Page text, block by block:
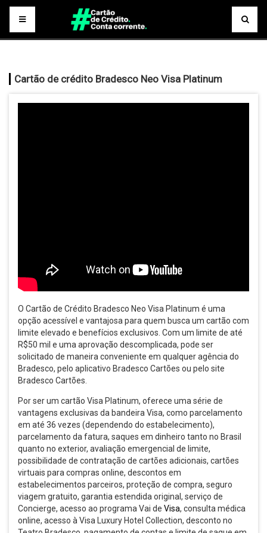
Cartão de crédito Bradesco Neo Visa Platinum
O Cartão de Crédito Bradesco Neo Visa Platinum é uma
opção acessível e vantajosa para quem busca um cartão com
limite elevado e benefícios exclusivos. Com um limite de até
R$50 mil e uma aprovação descomplicada, pode ser
solicitado de maneira conveniente em qualquer agência do
Bradesco, pelo aplicativo Bradesco Cartões ou pelo site
Bradesco Cartões.
Por ser um cartão Visa Platinum, oferece uma série de
vantagens exclusivas da bandeira Visa, como parcelamento
em até 36 vezes (dependendo do estabelecimento),
parcelamento da fatura, saques em dinheiro tanto no Brasil
quanto no exterior, avaliação emergencial de limite,
possibilidade de contratação de cartões adicionais, cartões
virtuais para compras online, descontos em
estabelecimentos parceiros, proteção de compra, seguro
viagem gratuito, garantia estendida original, serviço de
Concierge, acesso ao programa Vai de Visa, consulta médica
online, acesso à Visa Luxury Hotel Collection, desconto no